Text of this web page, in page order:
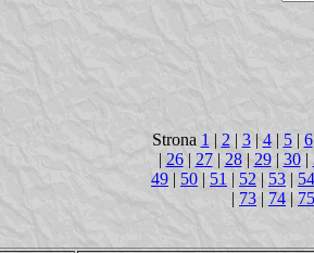
Strona 1 | 2 | 3| 4| 5| 6
| 26| 27| 28| 29| 30|
49 | 50 | 51 | 52 | 53 | 54
| 73 | 74 | 75